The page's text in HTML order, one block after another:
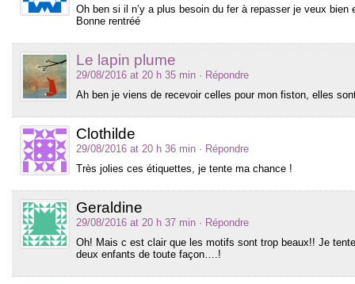
Oh ben si il n’y a plus besoin du fer à repasser je veux bien
Bonne rentréé
Le lapin plume
29/08/2016 at 20 h 35 min · Répondre
Ah ben je viens de recevoir celles pour mon fiston, elles
Clothilde
29/08/2016 at 20 h 36 min · Répondre
Très jolies ces étiquettes, je tente ma chance !
Geraldine
29/08/2016 at 20 h 37 min · Répondre
Oh! Mais c est clair que les motifs sont trop beaux!! Je
deux enfants de toute façon….!